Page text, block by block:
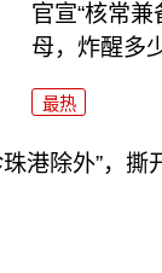
官宣“核常
母，炸醒多
最热
港除外”，撕